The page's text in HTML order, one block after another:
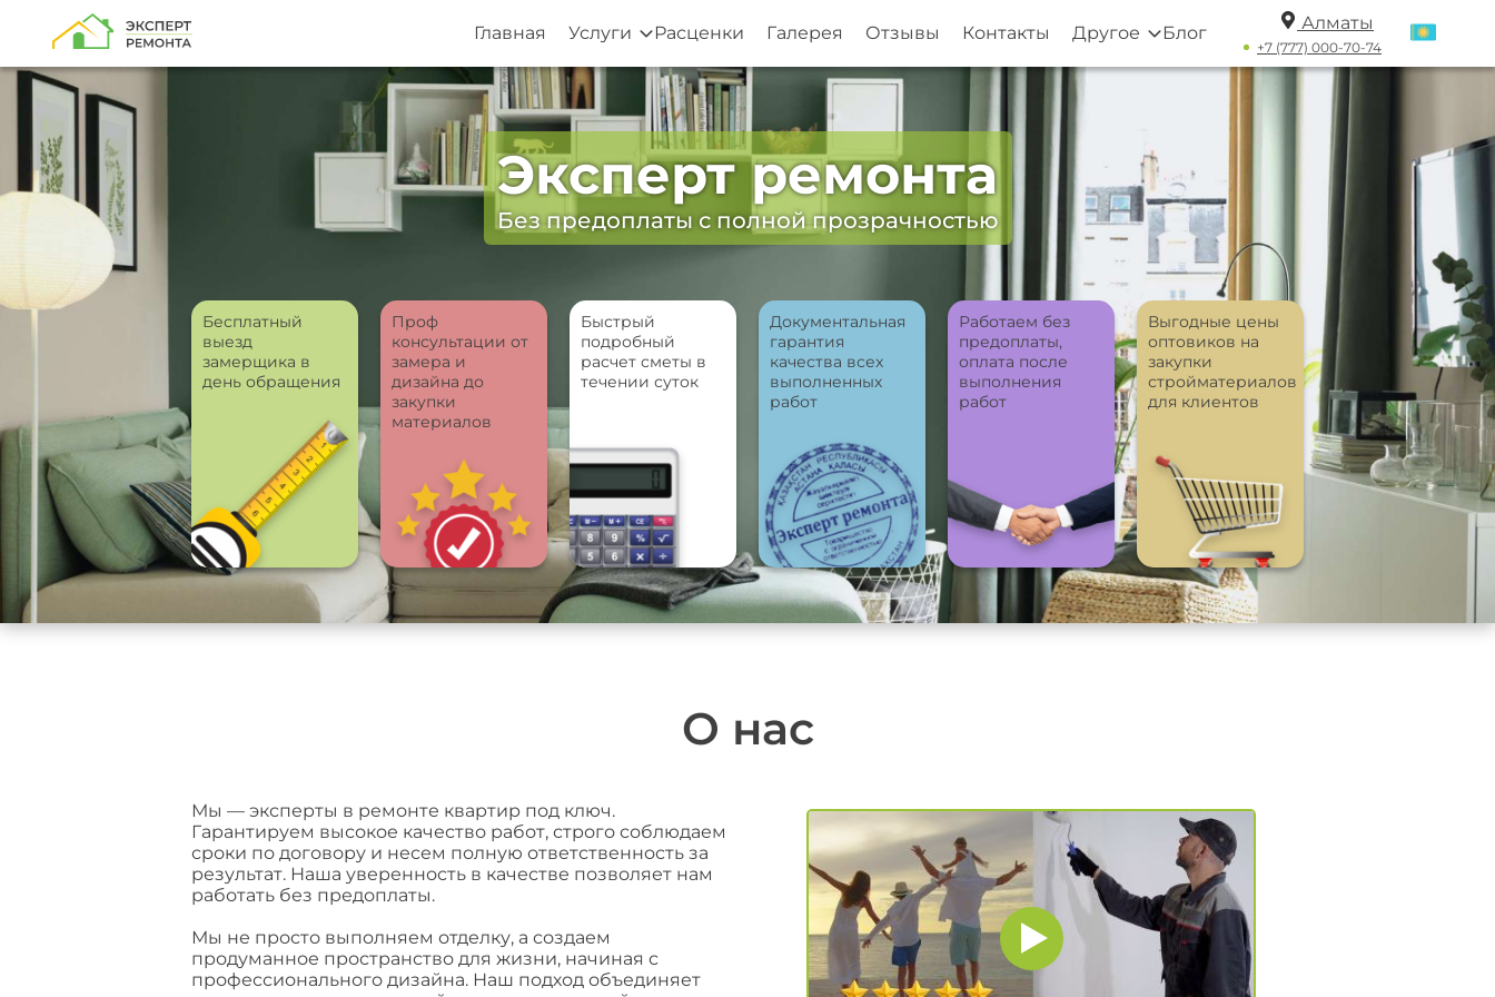
Главная Услуги Расценки Галерея Отзывы Контакты Другое Блог Алматы
+7 (777) 000-70-74
Эксперт ремонта
Без предоплаты с полной прозрачностью
Бесплатный
выезд
замерщика в
день обращения
Проф
консультации от
замера и
дизайна до
закупки
материалов
Быстрый
подробный
расчет сметы в
течении суток
Документальная
гарантия
качества всех
выполненных
работ
Работаем без
предоплаты,
оплата после
выполнения
работ
Выгодные цены
оптовиков на
закупки
стройматериалов
для клиентов
О нас
Мы — эксперты в ремонте квартир под ключ.
Гарантируем высокое качество работ, строго соблюдаем
сроки по договору и несем полную ответственность за
результат. Наша уверенность в качестве позволяет нам
работать без предоплаты.
Мы не просто выполняем отделку, а создаем
продуманное пространство для жизни, начиная с
профессионального дизайна. Наш подход объединяет